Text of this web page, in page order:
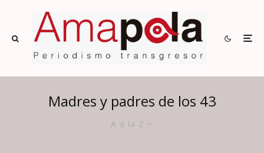
Madres y padres de los 43
A a la Z